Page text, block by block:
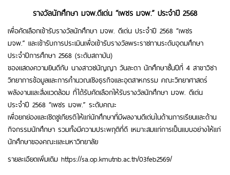
รางวัลนักศึกษา มจพ.ดีเด่น “เพชร มจพ.” ประจำปี 2568
เพื่อคัดเลือกเข้ารับรางวัลนักศึกษา มจพ. ดีเด่น ประจำปี 2568 “เพชร
มจพ.” และเข้ารับการประเมินเพื่อเข้ารับรางวัลพระราชทานระดับอุดมศึกษา
ประจำปีการศึกษา 2568 (ระดับสถาบัน)
ของแสดงความยินดีกับ นางสาวชนัญญา วันละดา นักศึกษาชั้นปีที่ 4 สาขาวิชา
วิทยาการข้อมูลและการคำนวณเชิงธุรกิจและอุตสาหกรรม คณะวิทยาศาสตร์
พลังงานและสิ่งแวดล้อม ที่ได้รับคัดเลือกให้รับรางวัลนักศึกษา มจพ. ดีเด่น
ประจำปี 2568 “เพชร มจพ.” ระดับคณะ
เพื่อยกย่องและเชิดชูเกียรติให้แก่นักศึกษาที่มีผลงานดีเด่นในด้านการเรียนและด้าน
กิจกรรมนักศึกษา รวมทั้งมีความประพฤติที่ดี เหมาะสมแก่การเป็นแบบอย่างให้แก่
นักศึกษาของคณะและมหาวิทยาลัย
รายละเอียดเพิ่มเติม https://sa.op.kmutnb.ac.th/03feb2569/